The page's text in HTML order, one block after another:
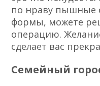
по нраву пышные
формы, можете
операцию.
сделает вас
Семейный